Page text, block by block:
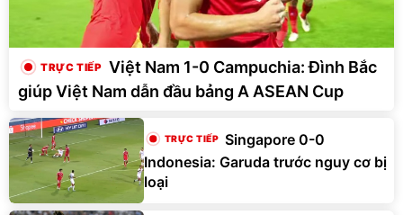
Việt Nam 1-0 Campuchia: Đình Bắc
giúp Việt Nam dẫn đầu bảng A ASEAN Cup
Singapore 0-0
Indonesia: Garuda trước nguy cơ bị
loại